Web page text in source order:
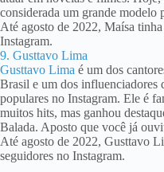
considerada um grande modelo
Até agosto de 2022, Maísa
Instagram.
9. Gusttavo Lima
Gusttavo Lima é um dos
Brasil e um dos influenciadores
populares no Instagram. Ele é
muitos hits, mas ganhou
Balada. Aposto que você já
Até agosto de 2022, Gusttavo
seguidores no Instagram.